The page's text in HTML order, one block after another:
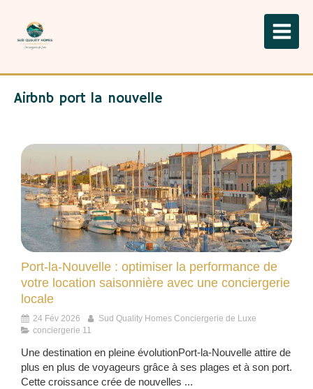
Airbnb port la nouvelle
Port-la-Nouvelle : optimiser la performance de
votre location saisonnière avec une conciergerie
locale
24 Fév 2026
Sud Quality Homes Conciergerie de Luxe
conciergerie 11
Une destination en pleine évolutionPort-la-Nouvelle attire de
plus en plus de voyageurs grâce à ses plages et à son port.
Cette croissance crée de nouvelles ...